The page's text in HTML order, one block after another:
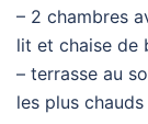
– 2 chambres
lit et chaise de
– terrasse au
les plus chauds